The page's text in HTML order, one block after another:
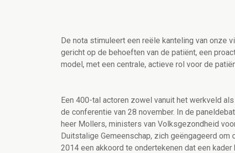
De nota stimuleert een reële kanteling van onze
gericht op de behoeften van de patiënt, een
model, met een centrale, actieve rol voor de
Een 400-tal actoren zowel vanuit het werkveld
de conferentie van 28 november. In de
heer Mollers, ministers van Volksgezondheid
Duitstalige Gemeenschap, zich geëngageerd
2014 een akkoord te ondertekenen dat een